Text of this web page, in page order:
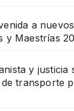
a
y Maestrías
y justicia
transporte